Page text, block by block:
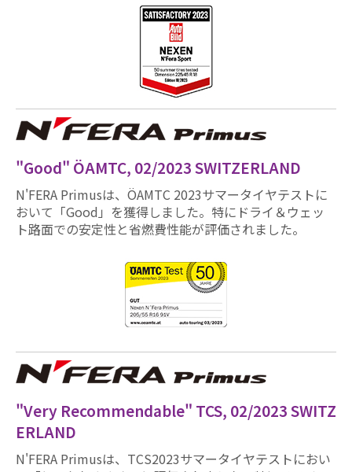
"Good" ÖAMTC, 02/2023 SWITZERLAND
N'FERA Primusは、ÖAMTC 2023サマータイヤテストに
おいて「Good」を獲得しました。特にドライ＆ウェッ
ト路面での安定性と省燃費性能が評価されました。
"Very Recommendable" TCS, 02/2023 SWITZ
ERLAND
N'FERA Primusは、TCS2023サマータイヤテストにおい